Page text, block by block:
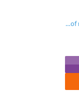
القلق يحدث: 52 طريقة للعثور على راحة البال |Anxiety Happens ‎52‎ ways to find peace of mind ‎